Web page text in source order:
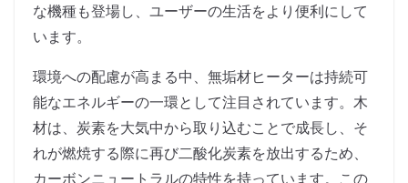
な機種も登場し、ユーザーの生活をより便利にして
います。
環境への配慮が高まる中、無垢材ヒーターは持続可
能なエネルギーの一環として注目されています。木
材は、炭素を大気中から取り込むことで成長し、そ
れが燃焼する際に再び二酸化炭素を放出するため、
カーボンニュートラルの特性を持っています。この